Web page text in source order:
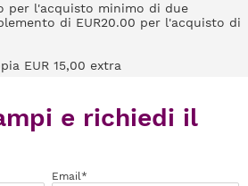
per l'acquisto minimo di due
di EUR20.00 per l'acquisto di
EUR 15,00 extra
e richiedi il
Email*